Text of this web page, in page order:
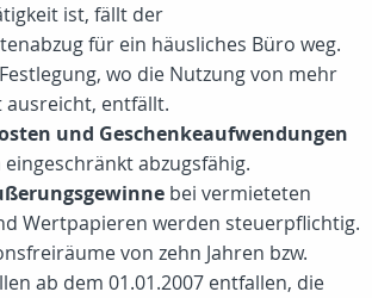
ist, fällt der
für ein häusliches Büro weg.
wo die Nutzung von mehr
ausreicht, entfällt.
und Geschenkeaufwendungen
abzugsfähig.
bei vermieteten
Wertpapieren werden steuerpflichtig.
von zehn Jahren bzw.
ab dem 01.01.2007 entfallen, die